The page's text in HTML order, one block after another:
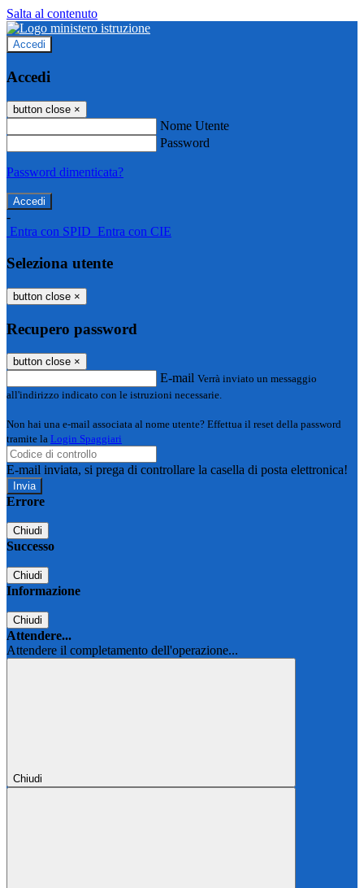
Salta al contenuto
Accedi
Accedi
button close ×
Nome Utente
Password
Password dimenticata?
-
Entra con SPID Entra con CIE
Seleziona utente
button close ×
Recupero password
button close ×
E-mail Verrà inviato un messaggio
all'indirizzo indicato con le istruzioni necessarie.
Non hai una e-mail associata al nome utente? Effettua il reset della password
tramite la Login Spaggiari
E-mail inviata, si prega di controllare la casella di posta elettronica!
Errore
Chiudi
Successo
Chiudi
Informazione
Chiudi
Attendere...
Attendere il completamento dell'operazione...
Chiudi